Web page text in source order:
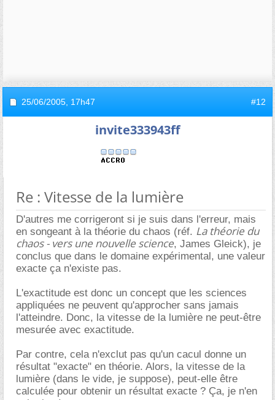
25/06/2005, 17h47 #12
invite333943ff
Re : Vitesse de la lumière
D'autres me corrigeront si je suis dans l'erreur, mais
en songeant à la théorie du chaos (réf. La théorie du
chaos - vers une nouvelle science, James Gleick), je
conclus que dans le domaine expérimental, une valeur
exacte ça n'existe pas.
L'exactitude est donc un concept que les sciences
appliquées ne peuvent qu'approcher sans jamais
l'atteindre. Donc, la vitesse de la lumière ne peut-être
mesurée avec exactitude.
Par contre, cela n'exclut pas qu'un cacul donne un
résultat "exacte" en théorie. Alors, la vitesse de la
lumière (dans le vide, je suppose), peut-elle être
calculée pour obtenir un résultat exacte ? Ça, je n'en